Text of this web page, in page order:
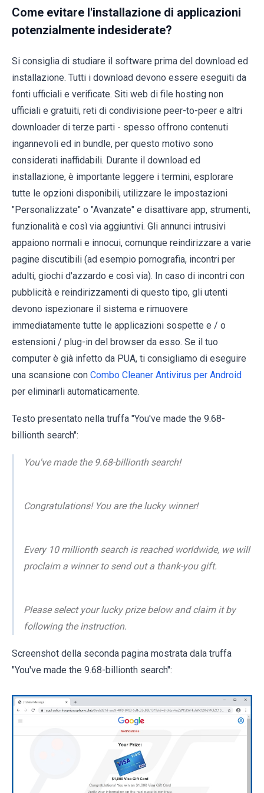
Come evitare l'installazione di applicazioni
potenzialmente indesiderate?
Si consiglia di studiare il software prima del download ed
installazione. Tutti i download devono essere eseguiti da
fonti ufficiali e verificate. Siti web di file hosting non
ufficiali e gratuiti, reti di condivisione peer-to-peer e altri
downloader di terze parti - spesso offrono contenuti
ingannevoli ed in bundle, per questo motivo sono
considerati inaffidabili. Durante il download ed
installazione, è importante leggere i termini, esplorare
tutte le opzioni disponibili, utilizzare le impostazioni
"Personalizzate" o "Avanzate" e disattivare app, strumenti,
funzionalità e così via aggiuntivi. Gli annunci intrusivi
appaiono normali e innocui, comunque reindirizzare a varie
pagine discutibili (ad esempio pornografia, incontri per
adulti, giochi d'azzardo e così via). In caso di incontri con
pubblicità e reindirizzamenti di questo tipo, gli utenti
devono ispezionare il sistema e rimuovere
immediatamente tutte le applicazioni sospette e / o
estensioni / plug-in del browser da esso. Se il tuo
computer è già infetto da PUA, ti consigliamo di eseguire
una scansione con Combo Cleaner Antivirus per Android
per eliminarli automaticamente.
Testo presentato nella truffa "You've made the 9.68-
billionth search":
You've made the 9.68-billionth search!
Congratulations! You are the lucky winner!
Every 10 millionth search is reached worldwide, we will
proclaim a winner to send out a thank-you gift.
Please select your lucky prize below and claim it by
following the instruction.
Screenshot della seconda pagina mostrata dala truffa
"You've made the 9.68-billionth search":